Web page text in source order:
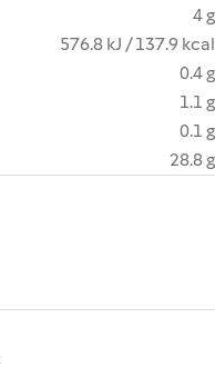
4 g
576.8 kJ / 137.9 kcal
0.4 g
1.1 g
0.1 g
28.8 g